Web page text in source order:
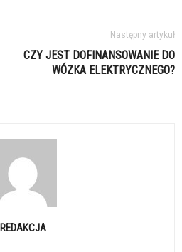
Następny artykuł
CZY JEST DOFINANSOWANIE DO
WÓZKA ELEKTRYCZNEGO?
REDAKCJA